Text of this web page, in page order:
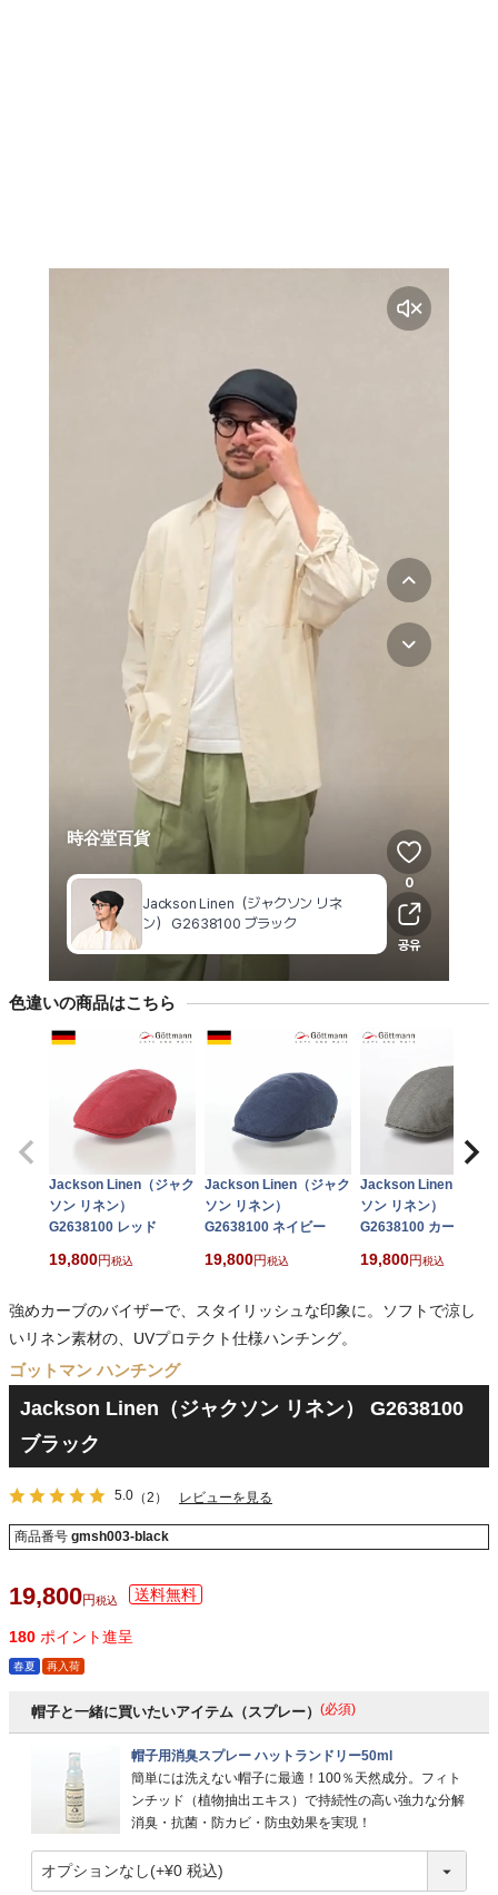
色違いの商品はこちら
Jackson Linen（ジャク
ソン リネン）
G2638100 レッド
19,800 税込
Jackson Linen（ジャク
ソン リネン）
G2638100 ネイビー
19,800 税込
Jackson Linen（ジャ
ソン リネン）
G2638100 カーキ
19,800 税込
強めカーブのバイザーで、スタイリッシュな印象に。ソフトで涼し
いリネン素材の、UVプロテクト仕様ハンチング。
ゴットマン ハンチング
Jackson Linen（ジャクソン リネン） G2638100
ブラック
5.0 （2） レビューを見る
商品番号 gmsh003-black
19,800 税込
180 ポイント進呈
春夏 再入荷
帽子と一緒に買いたいアイテム（スプレー） (必須)
帽子用消臭スプレー ハットランドリー50ml
簡単には洗えない帽子に最適！100％天然成分。フィト
ンチッド（植物抽出エキス）で持続性の高い強力な分解
消臭・抗菌・防カビ・防虫効果を実現！